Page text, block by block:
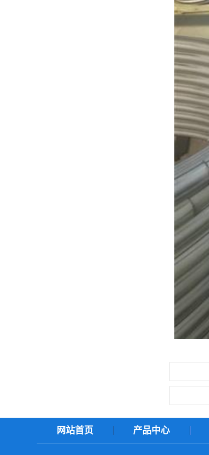
网站首页 产品中心